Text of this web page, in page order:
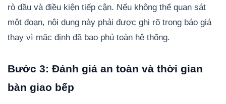
rò dầu và điều kiện tiếp cận. Nếu không thể quan sát
một đoạn, nội dung này phải được ghi rõ trong báo giá
thay vì mặc định đã bao phủ toàn hệ thống.
Bước 3: Đánh giá an toàn và thời gian
bàn giao bếp